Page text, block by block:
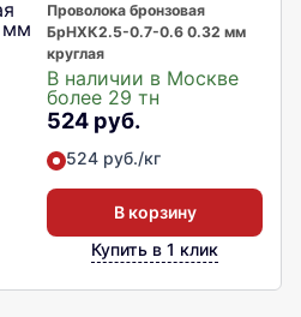
Проволока бронзовая
БрНХК2.5-0.7-0.6 0.32 мм
круглая
В наличии в Москве
более 29 тн
524 руб.
524 руб./кг
В корзину
Купить в 1 клик